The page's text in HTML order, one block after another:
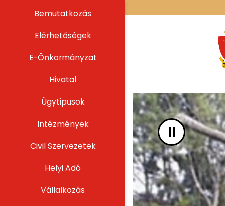
Bemutatkozás
Elérhetőségek
E-Önkormányzat
Hivatal
Ügytipusok
Intézmények
Civil Szervezetek
Helyi Adó
Vállalkozás
II